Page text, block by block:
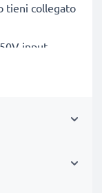
tieni collegato
input
Europa o fuori
la